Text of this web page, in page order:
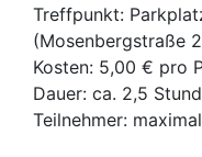
Treffpunkt:
(Mosenbergstraße
Kosten: 5,00 € pro
Dauer: ca. 2,5
Teilnehmer: